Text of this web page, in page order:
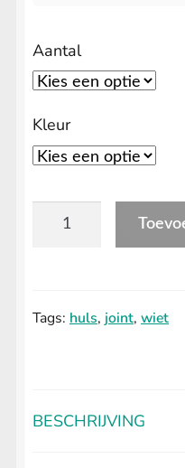
Aantal
Kleur
Joint
Tags: huls, joint, wiet
BESCHRIJVING